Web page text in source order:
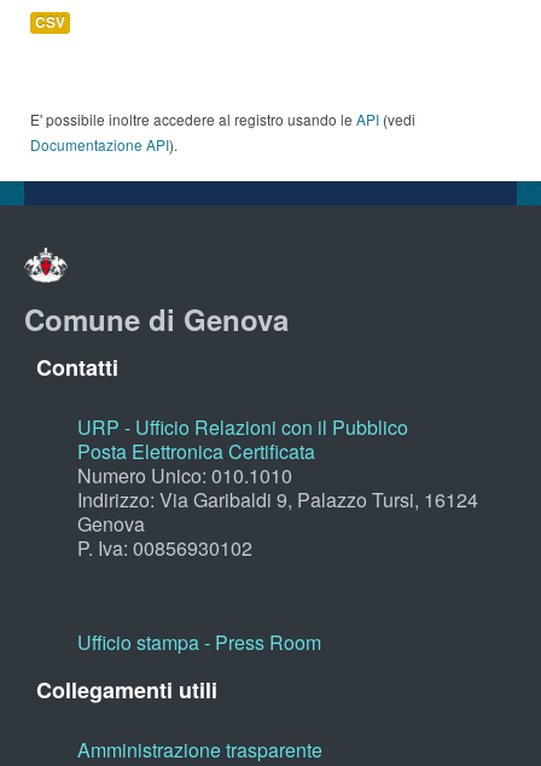
CSV
E' possibile inoltre accedere al registro usando le API (vedi
Documentazione API).
Comune di Genova
Contatti
URP - Ufficio Relazioni con il Pubblico
Posta Elettronica Certificata
Numero Unico: 010.1010
Indirizzo: Via Garibaldi 9, Palazzo Tursi, 16124
Genova
P. Iva: 00856930102
Ufficio stampa - Press Room
Collegamenti utili
Amministrazione trasparente